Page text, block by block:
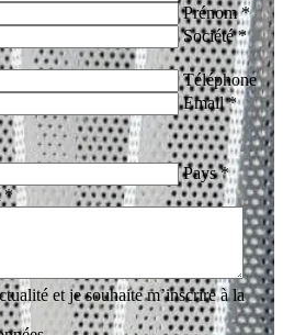
Prénom *
Société *
Téléphone
Email *
Pays *
*
et je souhaite m’inscrire à la